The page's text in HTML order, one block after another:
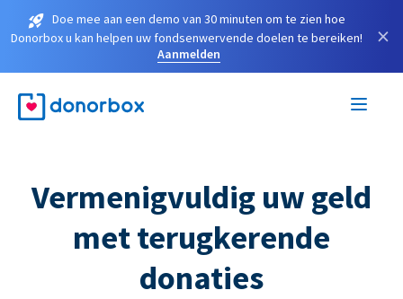
Doe mee aan een demo van 30 minuten om te zien hoe
Donorbox u kan helpen uw fondsenwervende doelen te bereiken!
Aanmelden
×
Vermenigvuldig uw geld
met terugkerende
donaties